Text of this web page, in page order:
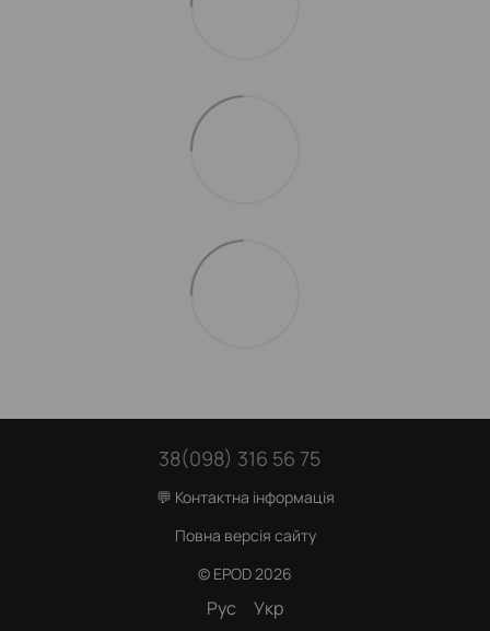
38(098) 316 56 75
💬 Контактна інформація
Повна версія сайту
© EPOD 2026
Рус Укр